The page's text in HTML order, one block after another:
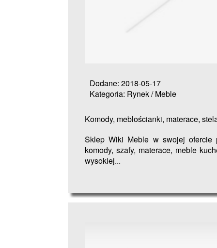
Dodane: 2018-05-17
Kategoria: Rynek / Meble
Komody, meblościanki, materace,
Sklep Wiki Meble w swojej ofercie
komody, szafy, materace, meble
wysokiej...